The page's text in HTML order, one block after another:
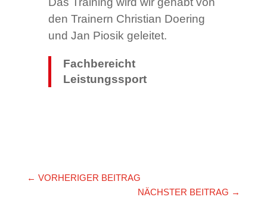
den Trainern Christian Doering
und Jan Piosik geleitet.
Fachbereicht
Leistungssport
← VORHERIGER BEITRAG
NÄCHSTER BEITRAG →